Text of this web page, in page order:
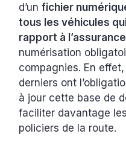
d’unfichier
tous les véhicules
rapport à l’assurance
numérisation
compagnies. En effet,
derniers ont
à jour cette base de
faciliter davantage
policiers de la route.